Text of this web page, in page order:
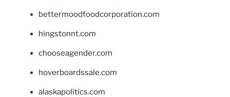
bettermoodfoodcorporation.com
hingstonnt.com
chooseagender.com
hoverboardssale.com
alaskapolitics.com